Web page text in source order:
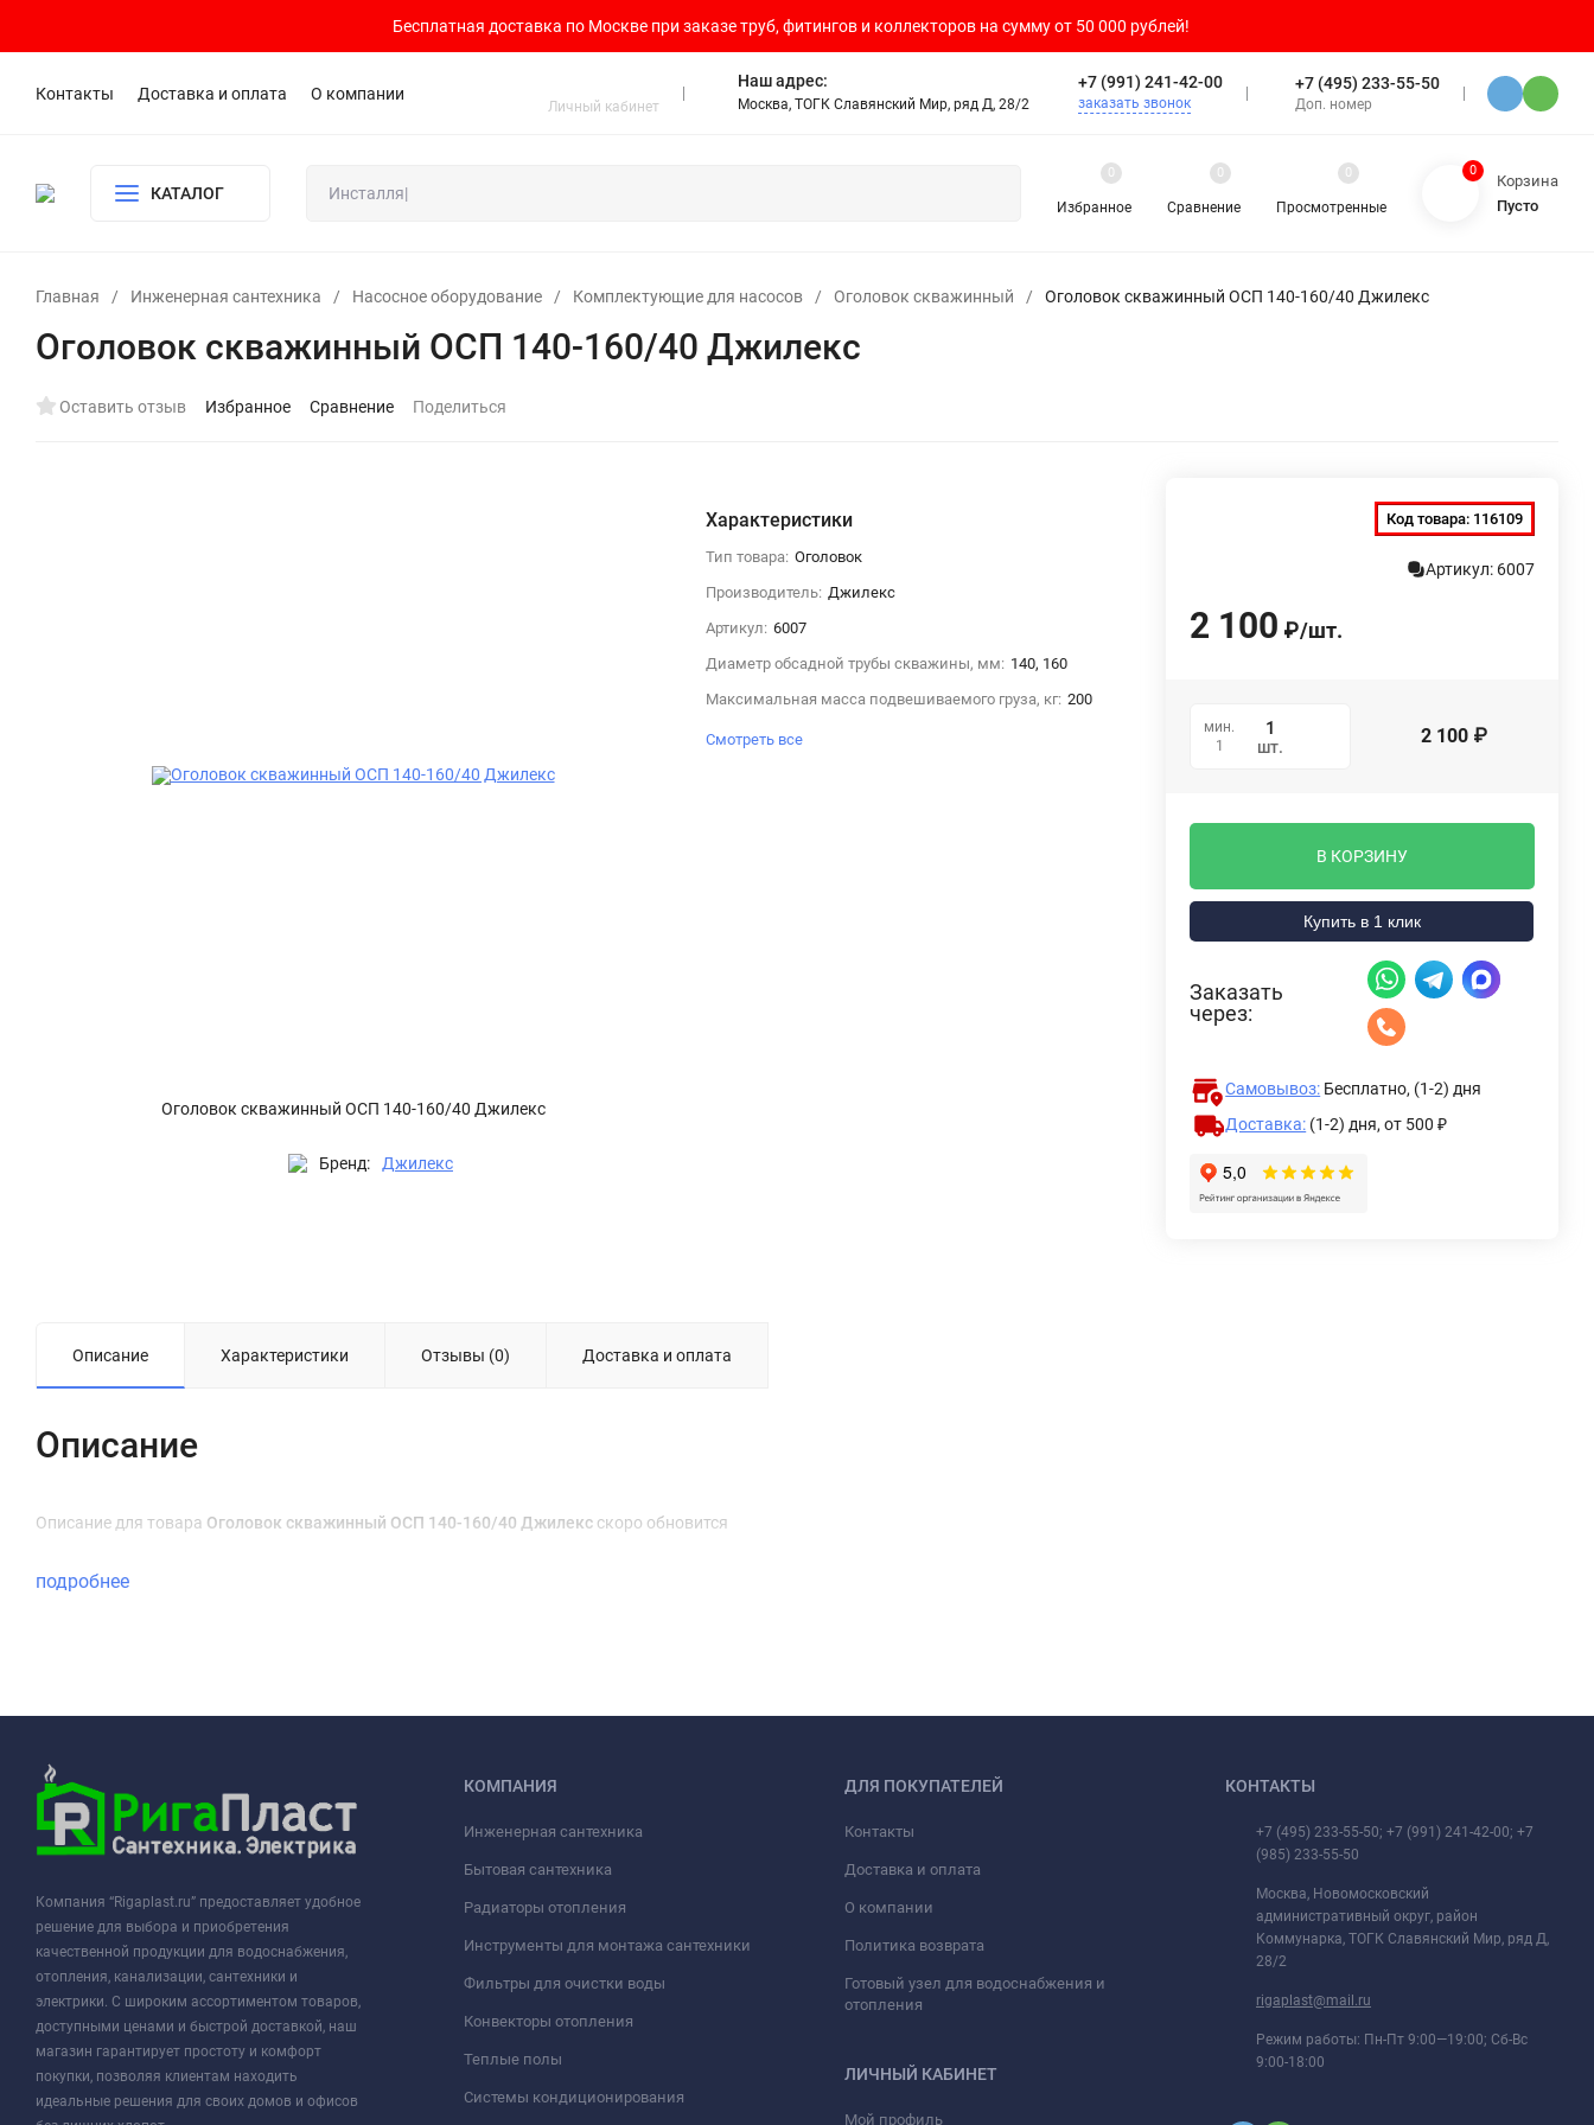
Бесплатная доставка по Москве при заказе труб, фитингов и коллекторов на сумму от 50 000 рублей!
Контакты Доставка и оплата О компании
Личный кабинет
Наш адрес:
Москва, ТОГК Славянский Мир, ряд Д, 28/2
+7 (991) 241-42-00
заказать звонок
+7 (495) 233-55-50
Доп. номер
КАТАЛОГ
Избранное
0
Сравнение
0
Просмотренные
0 0
Корзина
Пусто
Главная / Инженерная сантехника / Насосное оборудование / Комплектующие для насосов / Оголовок скважинный / Оголовок скважинный ОСП 140-160/40 Джилекс
Оголовок скважинный ОСП 140-160/40 Джилекс
Оставить отзыв Избранное Сравнение Поделиться
Оголовок скважинный ОСП 140-160/40 Джилекс
Бренд: Джилекс
Характеристики
Тип товара: Оголовок
Производитель: Джилекс
Артикул: 6007
Диаметр обсадной трубы скважины, мм: 140, 160
Максимальная масса подвешиваемого груза, кг: 200
Смотреть все
Код товара: 116109
Артикул: 6007
2 100 ₽/шт.
мин.
1
шт. 2 100 ₽
В КОРЗИНУ
Купить в 1 клик
Заказать
через:
Самовывоз: Бесплатно, (1-2) дня
Доставка: (1-2) дня,от 500 ₽
Описание Характеристики Отзывы (0) Доставка и оплата
Описание
Описание для товара Оголовок скважинный ОСП 140-160/40 Джилекс скоро обновится
подробнее
Компания “Rigaplast.ru” предоставляет удобное
решение для выбора и приобретения
качественной продукции для водоснабжения,
отопления, канализации, сантехники и
электрики. С широким ассортиментом товаров,
доступными ценами и быстрой доставкой, наш
магазин гарантирует простоту и комфорт
покупки, позволяя клиентам находить
идеальные решения для своих домов и офисов
КОМПАНИЯ
Инженерная сантехника
Бытовая сантехника
Радиаторы отопления
Инструменты для монтажа сантехники
Фильтры для очистки воды
Конвекторы отопления
Теплые полы
Системы кондиционирования
ДЛЯ ПОКУПАТЕЛЕЙ
Контакты
Доставка и оплата
О компании
Политика возврата
Готовый узел для водоснабжения и
отопления
ЛИЧНЫЙ КАБИНЕТ
Мой профиль
КОНТАКТЫ
+7 (495) 233-55-50; +7 (991) 241-42-00; +7
(985) 233-55-50
Москва, Новомосковский
административный округ, район
Коммунарка, ТОГК Славянский Мир, ряд Д,
28/2
rigaplast@mail.ru
Режим работы: Пн-Пт 9:00—19:00; Сб-Вс
9:00-18:00